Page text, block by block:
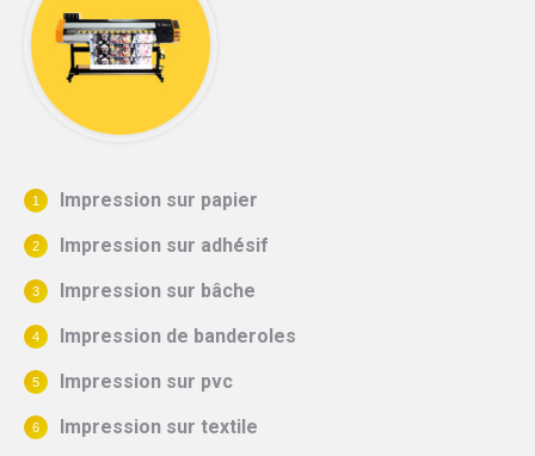
Impression sur papier
Impression sur adhésif
Impression sur bâche
Impression de banderoles
Impression sur pvc
Impression sur textile